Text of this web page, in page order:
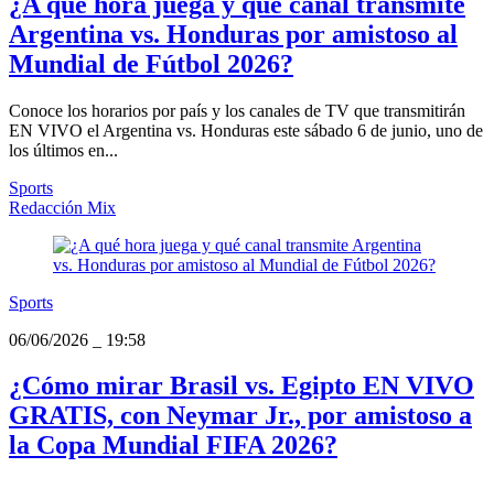
Argentina vs. Honduras por amistoso al
Mundial de Fútbol 2026?
Conoce los horarios por país y los canales de TV que transmitirán
EN VIVO el Argentina vs. Honduras este sábado 6 de junio, uno de
los últimos en...
Sports
Redacción Mix
Sports
06/06/2026
19:58
¿Cómo mirar Brasil vs. Egipto EN VIVO
GRATIS, con Neymar Jr., por amistoso a
la Copa Mundial FIFA 2026?